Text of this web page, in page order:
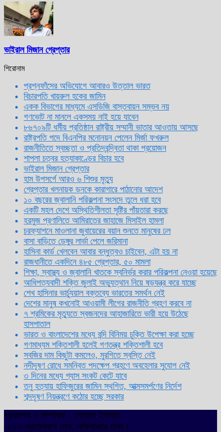
ভাইরাল মিজান গ্রেপ্তার
শিরোনাম
প্রশ্নফাঁসের অভিযোগে আবারও উত্তাল ভারত
বিচারপতি খায়রুল হকের জামিন
একক বিভাগের মাধ্যমে এসডিজি বাস্তবায়ন সম্ভব নয়
গণভোট না মানলে একসময় নাই হয়ে যাবেন
৮৬৭০৯টি ধর্মীয় প্রতিষ্ঠান রাষ্ট্রীয় সম্মানী ভাতার আওতায় আসছে
রাষ্ট্রপতি পদে বিএনপির মনোনয়ন পেলেন মির্জা ফখরুল
রাজনীতিতে স্বচ্ছতা ও প্রতিদ্বন্দ্বিতা থাকা প্রয়োজন
শাপলা চত্বর হত্যাকাণ্ডের বিচার হবে
ভাইরাল মিজান গ্রেপ্তার
হাম উপসর্গে আরও ৬ শিশুর মৃত্যু
গ্রেপ্তার খলনায়ক ডনকে কারাগারে পাঠানোর আদেশ
১০ বছরের জ্বালানি পরিকল্পনা সংসদে তুলে ধরা হবে
একটি মহল দেশে অস্থিতিশীলতা সৃষ্টির পাঁয়তারা করছে
হরমুজ প্রণালিতে আমিরাতের জাহাজে মিসাইল হামলা
চরফ্যাশনে মাওলানা জুবায়েরের বয়ান শুনতে মানুষের ঢল
বাসা বাড়িতে ডেঙ্গুর লার্ভা পেলে জরিমানা
হাসিনা কার্ড খেলবেন আবার বন্ধুত্বও চাইবেন, এটা হয় না
রাজধানীতে একদিনে ৪৮৫ গ্রেপ্তার, ৫০ মামলা
শিক্ষা, স্বাস্থ্য ও জ্বালানি খাতকে স্বনির্ভর করার পরিকল্পনা নেওয়া হয়েছে
আধিপত্যবাদী শক্তি জুলাই অভ্যুত্থান নিয়ে ষড়যন্ত্র করে যাচ্ছে
শেখ হাসিনার ভার্চ্যুয়াল বক্তব্যে ভারতের সমর্থন নেই
দেশের মানুষ কখনোই আওয়ামী লীগের রাজনীতি গ্রহণ করবে না
৭ শ্রমিকের মৃত্যুতে স্বজনদের আহাজারিতে ভারী হয়ে উঠেছে
হাসপাতাল
ভারত ও বাংলাদেশের মধ্যে বন্দি বিনিময় চুক্তি উপেক্ষা করা হচ্ছে
গণমাধ্যম শক্তিশালী হলেই গণতন্ত্র শক্তিশালী হবে
সবজির দাম কিছুটা কমলেও, মুরগিতে স্বস্তি নেই
নদীদূষণ রোধে সমন্বিত পদক্ষেপ গ্রহণে অবহেলার সুযোগ নেই
৩ দিনের মধ্যে গ্যাস সংকট কেটে যাবে
তনু হত্যায় হাফিজুরের জামিন স্থগিত, আত্মসমর্পণের নির্দেশ
শব্দদূষণ নিয়ন্ত্রণে কঠোর হচ্ছে সরকার
প্রকাশক ও সম্পাদক : সোহানা ইসলাম
৩/১৩ প্রতাপদাশ লেন, লক্ষিবাজার ঢাকা।